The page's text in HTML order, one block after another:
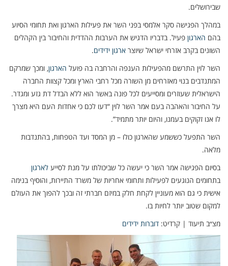
שבירושלים.
במהלך הפגישה סקר אלמסי בפני השר את פעילות הארגון ואת תחומי הסיוע
בהם הארגון פעיל. בדבריו הדגיש את הערבות ההדדית והחיבור בין הקהלים
השונים בקרב אזרחי ישראל שיוצר ארגון ידידים.
השר לוין התרשם מהפעילות הענפה והרחבה בה פועל הארגון, ומכך שמרקם
המתנדבים בנוי מאזרחים מן השורה מכל רחבי הארץ ומכל קצוות החברה
הישראלית שעוזרים ומסייעים לכל פונה באשר הוא ללא הבדל דת גזע ומגדר.
על החיבור והאהבה בעם אמר השר לוין “דעו לכם כי אחדות העם היא מצרך
לו אנו זקוקים בעמנו, והיום יותר מתמיד”.
השר התפעל כששמע שהארגון כולו – מן המסד ועד הטפחות, בהתנדבות
מלאה.
בסיום הפגישה אמר השר כי יעשה כל שביכולתו על מנת לסייע לארגון
בתחומים הנוגעים לפעילות ותחומי אחריות של משרד התיירות, והוסיף בנימה
אישית כי גם הוא מעוניין לקחת חלק במיזם חברתי זה ובכך להפוך את העולם
למקום שטוב יותר לחיות בו.
מצ״ב תיעוד | קרדיט: דוברות ידידים